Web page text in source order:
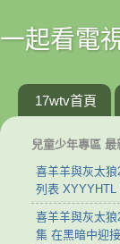
一起看電
17wtv首頁
兒童少年專區 最
喜羊羊與灰太
列表 XYYYHTL
喜羊羊與灰太
集 在黑暗中迎